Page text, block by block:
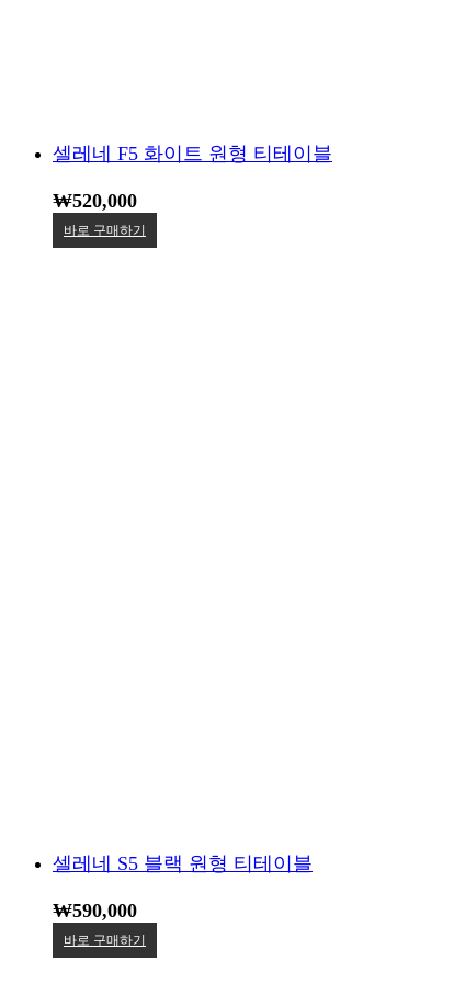
셀레네 F5 화이트 원형 티테이블
₩520,000
바로 구매하기
셀레네 S5 블랙 원형 티테이블
₩590,000
바로 구매하기